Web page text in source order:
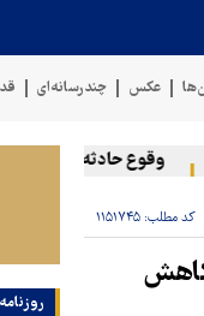
عکس چندرسانه‌ای
وقوع حادثه دریایی در
کد مطلب: ۱۱۵۱۷۴۵
کاهش